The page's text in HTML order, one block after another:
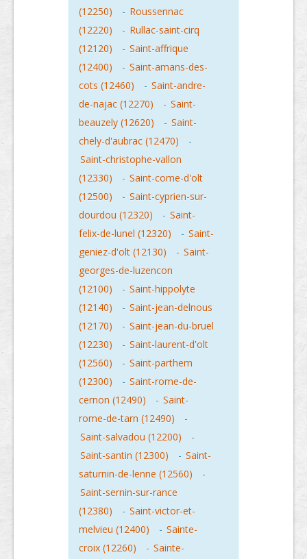
(12250)
- Roussennac
(12220)
- Rullac-saint-cirq
(12120)
- Saint-affrique
(12400)
- Saint-amans-des-
cots (12460)
- Saint-andre-
de-najac (12270)
- Saint-
beauzely (12620)
- Saint-
chely-d'aubrac (12470)
-
Saint-christophe-vallon
(12330)
- Saint-come-d'olt
(12500)
- Saint-cyprien-sur-
dourdou (12320)
- Saint-
felix-de-lunel (12320)
- Saint-
geniez-d'olt (12130)
- Saint-
georges-de-luzencon
(12100)
- Saint-hippolyte
(12140)
- Saint-jean-delnous
(12170)
- Saint-jean-du-bruel
(12230)
- Saint-laurent-d'olt
(12560)
- Saint-parthem
(12300)
- Saint-rome-de-
cernon (12490)
- Saint-
rome-de-tarn (12490)
-
Saint-salvadou (12200)
-
Saint-santin (12300)
- Saint-
saturnin-de-lenne (12560)
-
Saint-sernin-sur-rance
(12380)
- Saint-victor-et-
melvieu (12400)
- Sainte-
croix (12260)
- Sainte-